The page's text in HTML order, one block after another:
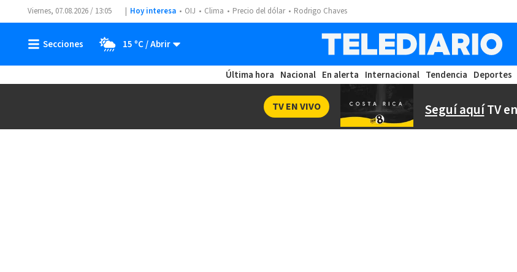
Viernes, 07.08.2026 / 13:05 Hoy interesa OIJ Clima Precio del dólar Rodrigo Chaves
15 ºC
Última hora Nacional En alerta Internacional Tendencia Deportes
Seguí aquíTV
TV EN VIVO